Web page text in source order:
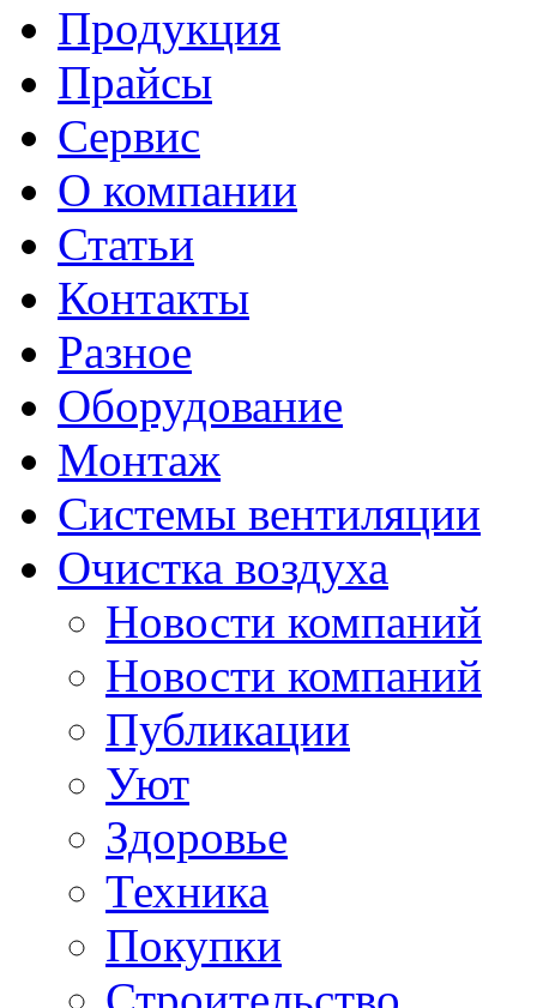
Продукция
Прайсы
Сервис
О компании
Статьи
Контакты
Разное
Оборудование
Монтаж
Системы вентиляции
Очистка воздуха
Новости компаний
Новости компаний
Публикации
Уют
Здоровье
Техника
Покупки